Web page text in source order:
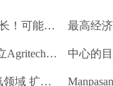
令人失望的增长！可能在下面的估计值为2.7％
CCEA批准建立Agritech基础设施基金;卢比的分配预算。200亿卢比
GAIL进军制氢领域 扩大其可再生能源产品组合